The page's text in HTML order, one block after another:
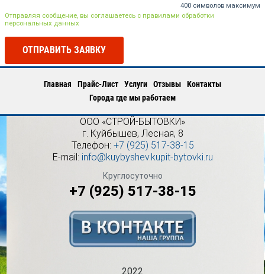
400 символов максимум
Отправляя сообщение, вы соглашаетесь с правилами обработки
персональных данных
ОТПРАВИТЬ ЗАЯВКУ
Главная Прайс-Лист Услуги Отзывы
Контакты
Города где мы работаем
ООО «СТРОЙ-БЫТОВКИ»
г. Куйбышев, Лесная, 8
Телефон: +7 (925) 517-38-15
E-mail: info@kuybyshev.kupit-bytovki.ru
Круглосуточно
+7 (925) 517-38-15
2022